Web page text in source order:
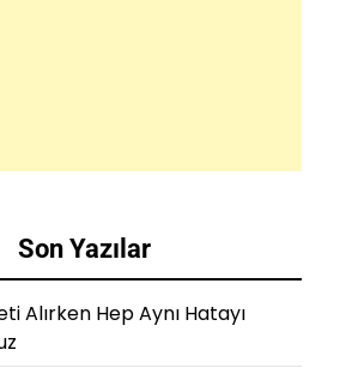
Son Yazılar
Alırken Hep Aynı Hatayı